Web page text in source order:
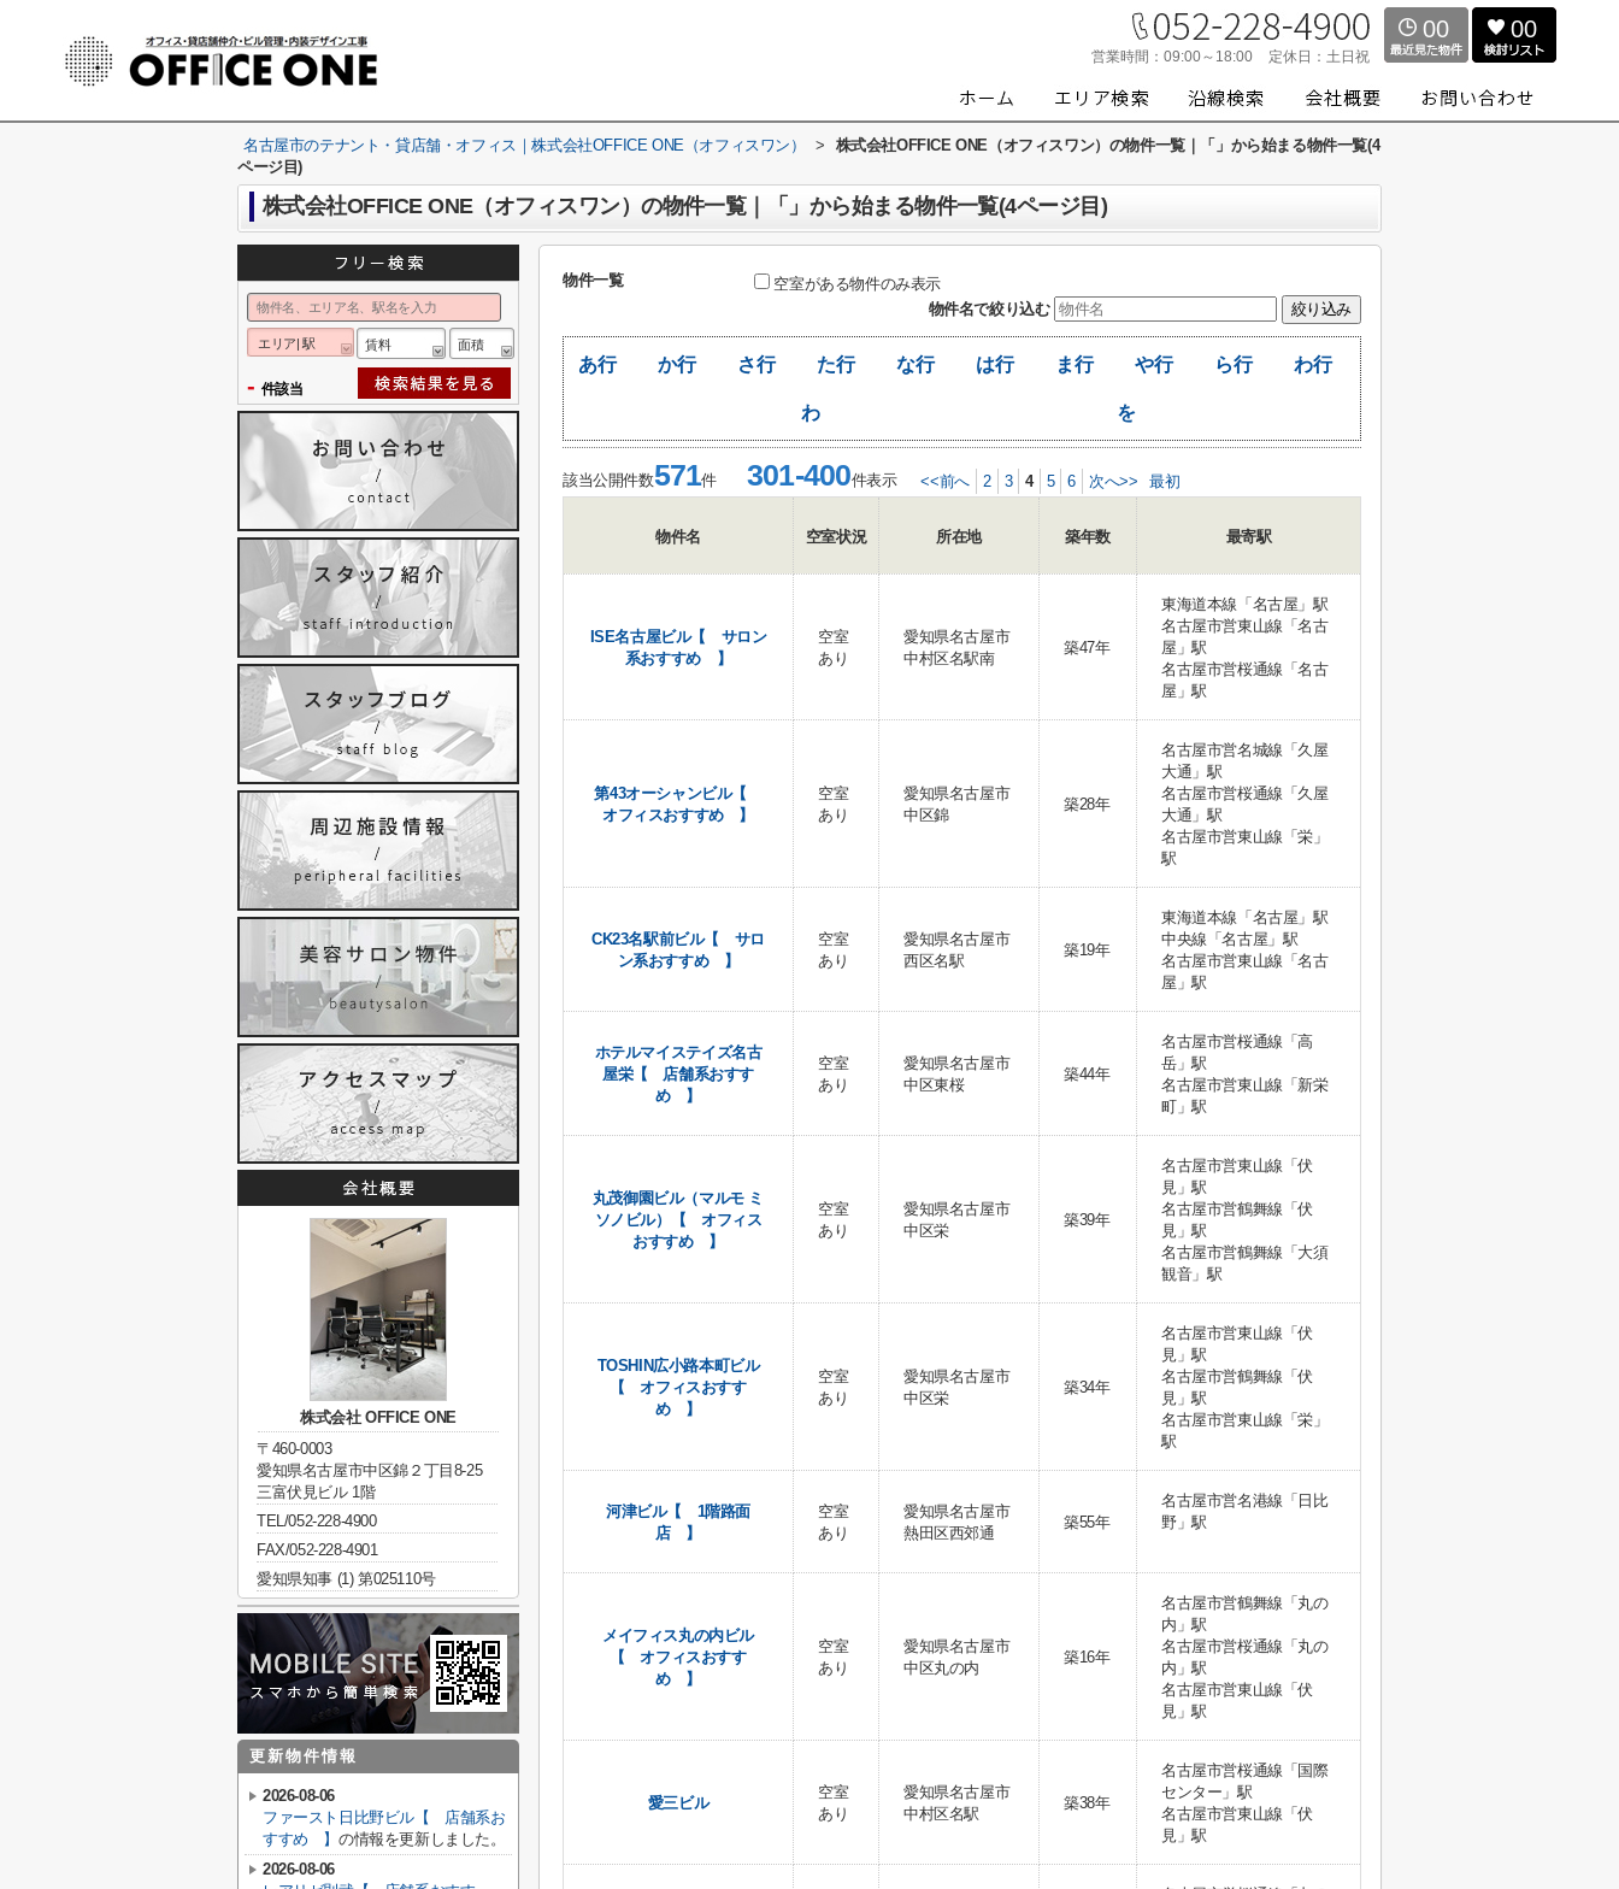
営業時間： 09:00～18:00 定休日： 土日祝
00 00
名古屋市のテナント・貸店舗・オフィス｜株式会社OFFICE ONE（オフィスワン） >
株式会社OFFICE ONE（オフィスワン）の物件一覧｜「」から始まる物件一覧(4
ページ目)
株式会社OFFICE ONE（オフィスワン）の物件一覧｜「」から始まる物件一覧(4ページ目)
物件一覧
空室がある物件のみ表示
物件名で絞り込む
あ行 か行 さ行 た行 な行 は行 ま行 や行 ら行 わ行
わ を
該当公開件数571件301-400件表示 <<前へ 2 3 4 5 6 次へ>> 最初
物件名 空室状況 所在地 築年数 最寄駅
ISE名古屋ビル【 サロン
系おすすめ 】
空室
あり
愛知県名古屋市
中村区名駅南
築47年
東海道本線「名古屋」駅
名古屋市営東山線「名古
屋」駅
名古屋市営桜通線「名古
屋」駅
第43オーシャンビル【
オフィスおすすめ 】
空室
あり
愛知県名古屋市
中区錦
築28年
名古屋市営名城線「久屋
大通」駅
名古屋市営桜通線「久屋
大通」駅
名古屋市営東山線「栄」
駅
CK23名駅前ビル【 サロ
ン系おすすめ 】
空室
あり
愛知県名古屋市
西区名駅
築19年
東海道本線「名古屋」駅
中央線「名古屋」駅
名古屋市営東山線「名古
屋」駅
ホテルマイステイズ名古
屋栄【 店舗系おすす
め 】
空室
あり
愛知県名古屋市
中区東桜
築44年
名古屋市営桜通線「高
岳」駅
名古屋市営東山線「新栄
町」駅
丸茂御園ビル（マルモ ミ
ソノビル）【 オフィス
おすすめ 】
空室
あり
愛知県名古屋市
中区栄
築39年
名古屋市営東山線「伏
見」駅
名古屋市営鶴舞線「伏
見」駅
名古屋市営鶴舞線「大須
観音」駅
TOSHIN広小路本町ビル
【 オフィスおすす
め 】
空室
あり
愛知県名古屋市
中区栄
築34年
名古屋市営東山線「伏
見」駅
名古屋市営鶴舞線「伏
見」駅
名古屋市営東山線「栄」
駅
河津ビル【 1階路面
店 】
空室
あり
愛知県名古屋市
熱田区西郊通
築55年
名古屋市営名港線「日比
野」駅
メイフィス丸の内ビル
【 オフィスおすす
め 】
空室
あり
愛知県名古屋市
中区丸の内
築16年
名古屋市営鶴舞線「丸の
内」駅
名古屋市営桜通線「丸の
内」駅
名古屋市営東山線「伏
見」駅
愛三ビル
空室
あり
愛知県名古屋市
中村区名駅
築38年
名古屋市営桜通線「国際
センター」駅
名古屋市営東山線「伏
見」駅
エリア| 駅 賃料 面積
- 件該当
株式会社 OFFICE ONE
〒460-0003
愛知県名古屋市中区錦２丁目8-25
三富伏見ビル 1階
TEL/052-228-4900
FAX/052-228-4901
愛知県知事 (1) 第025110号
更新物件情報
2026-08-06
ファースト日比野ビル【 店舗系お
すすめ 】の情報を更新しました。
2026-08-06